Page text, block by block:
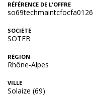
RÉFÉRENCE DE L'OFFRE
so69techmaintcfocfa0126
SOCIÉTÉ
SOTEB
RÉGION
Rhône-Alpes
VILLE
Solaize (69)